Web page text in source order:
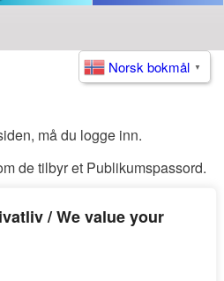
/ We value your
Norsk bokmål ▼
må du logge inn.
de tilbyr et Publikumspassord.